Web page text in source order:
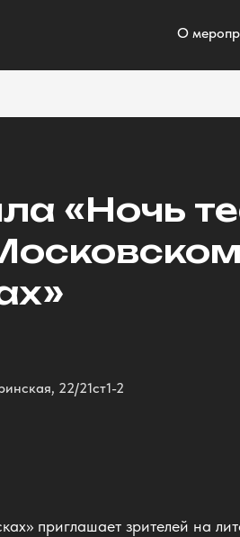
О
«Ночь
22/21ст1-2
приглашает зрителей на